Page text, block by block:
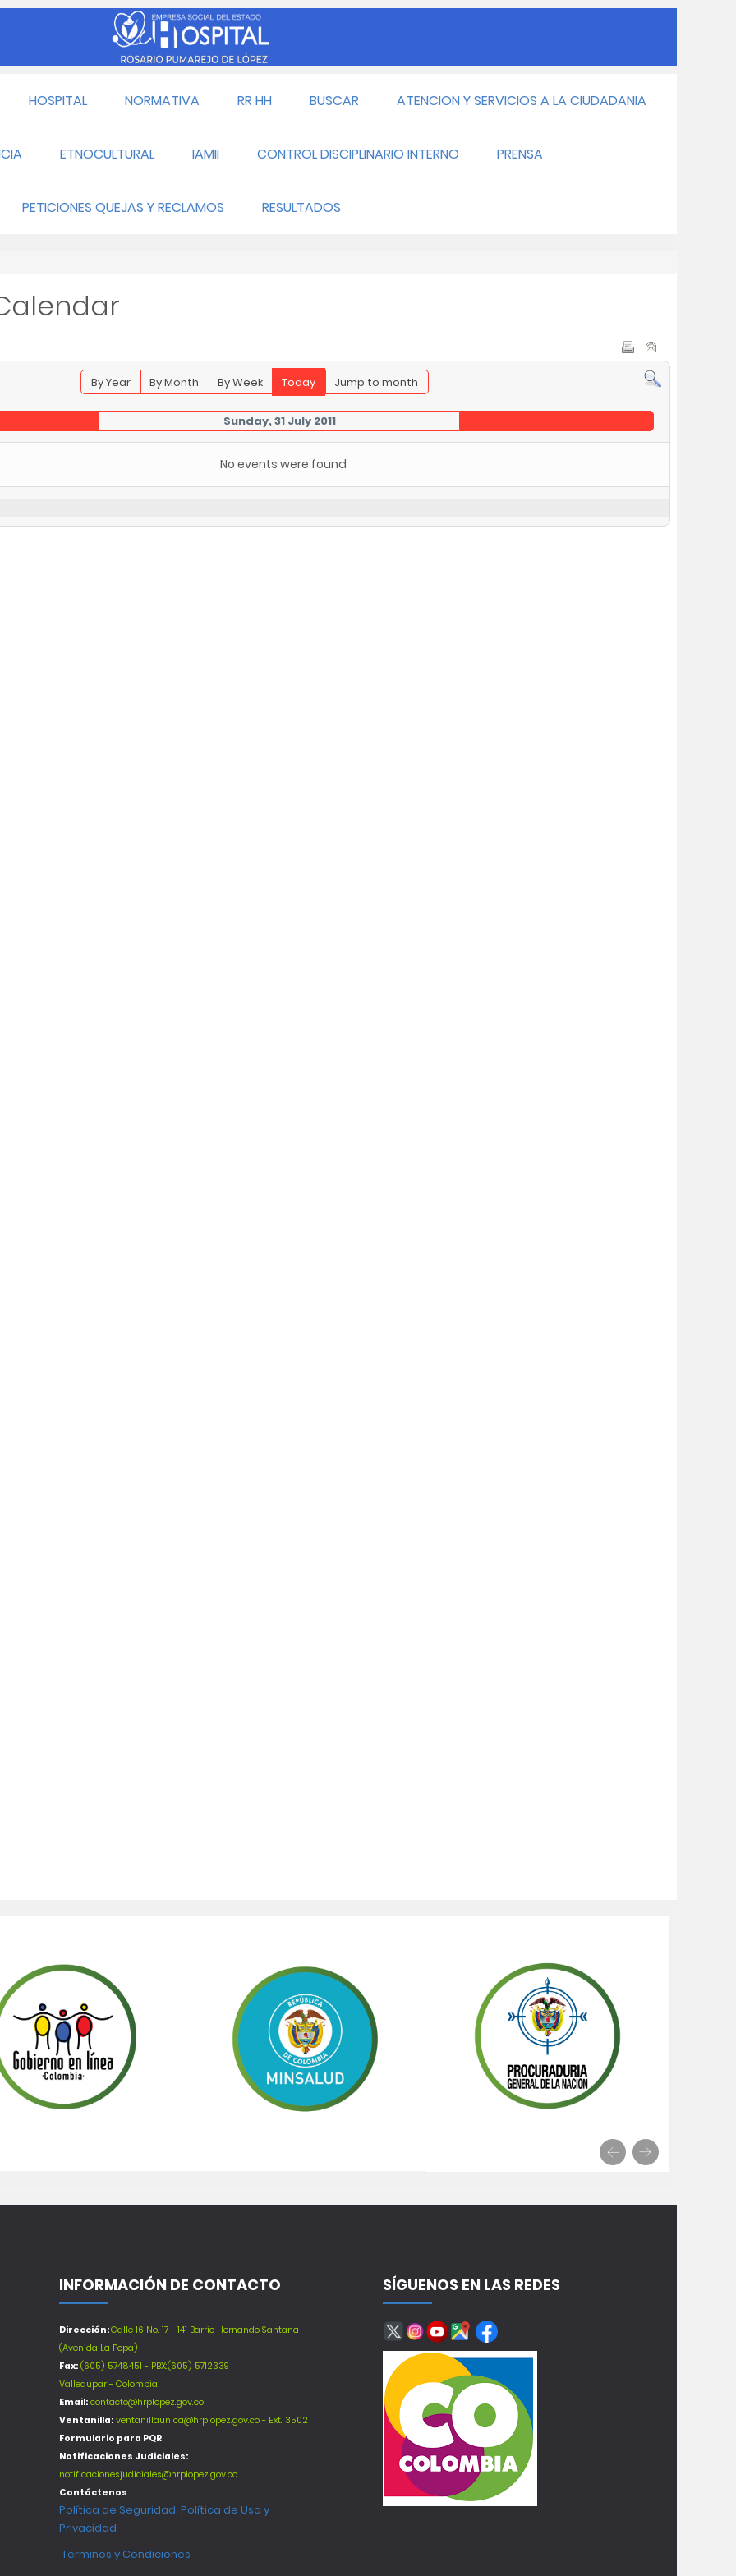
HOSPITAL NORMATIVA RR HH BUSCAR ATENCION Y SERVICIOS A LA CIUDADANIA
ETNOCULTURAL IAMII CONTROL DISCIPLINARIO INTERNO PRENSA
PETICIONES QUEJAS Y RECLAMOS RESULTADOS
By Year By Month By Week Today Jump to month
Sunday, 31 July 2011
No events were found
INFORMACIÓN DE CONTACTO
Dirección:Calle 16 No. 17 - 141 Barrio Hernando Santana
(Avenida La Popa)
Fax: (605) 5748451 - PBX:(605) 5712339
Valledupar - Colombia
Email: contacto@hrplopez.gov.co
Ventanilla: ventanillaunica@hrplopez.gov.co - Ext. 3502
Formulario para PQR
Notificaciones Judiciales:
notificacionesjudiciales@hrplopez.gov.co
Contáctenos
Política de Seguridad, Política de Uso y
Privacidad
Terminos y Condiciones
SÍGUENOS EN LAS REDES